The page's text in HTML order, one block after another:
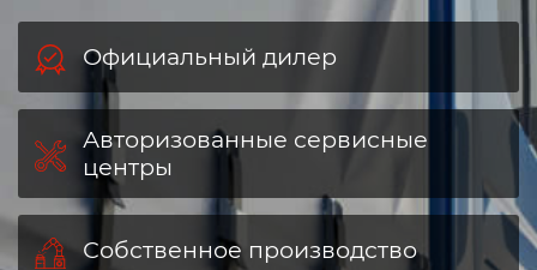
Официальный дилер
Авторизованные сервисные
центры
Собственное производство